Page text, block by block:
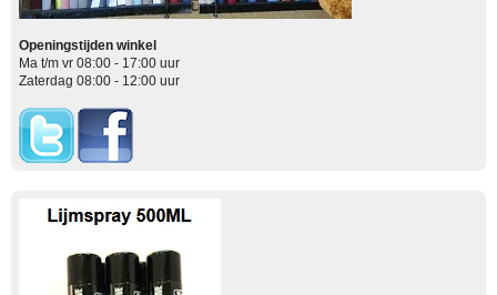
Openingstijden winkel
Ma t/m vr 08:00 - 17:00 uur
Zaterdag 08:00 - 12:00 uur